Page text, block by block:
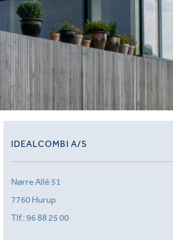
IDEALCOMBI A/S
Nørre Allé 51
7760 Hurup
Tlf.:96 88 25 00